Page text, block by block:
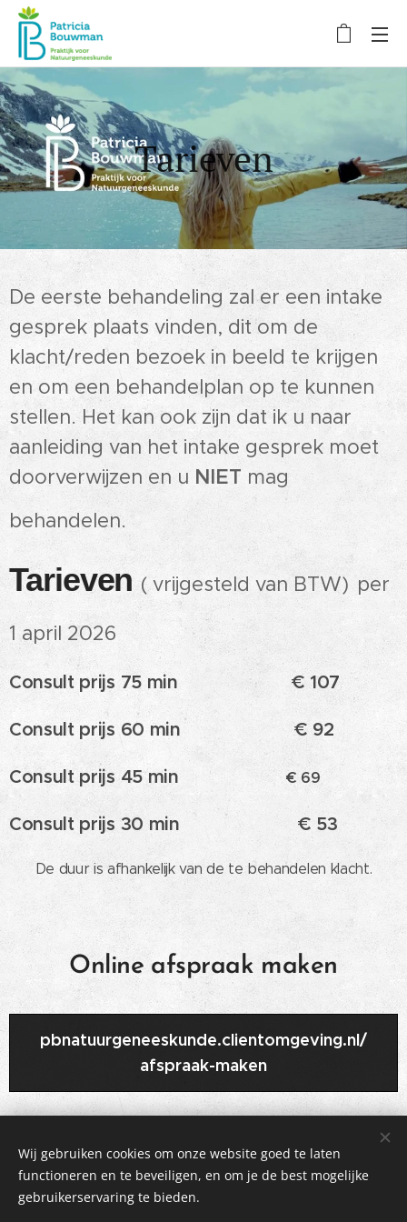
Tarieven
De eerste behandeling zal er een intake
gesprek plaats vinden, dit om de
klacht/reden bezoek in beeld te krijgen
en om een behandelplan op te kunnen
stellen. Het kan ook zijn dat ik u naar
aanleiding van het intake gesprek moet
doorverwijzen en u NIET mag
behandelen.
Tarieven ( vrijgesteld van BTW) per
1 april 2026
Consult prijs 75 min € 107
Consult prijs 60 min € 92
Consult prijs 45 min € 69
Consult prijs 30 min € 53
De duur is afhankelijk van de te behandelen klacht.
Online afspraak maken
pbnatuurgeneeskunde.clientomgeving.nl/
afspraak-maken
Wij gebruiken cookies om onze website goed te laten
functioneren en te beveiligen, en om je de best mogelijke
gebruikerservaring te bieden.